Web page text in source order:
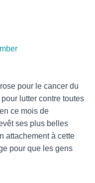
pour le cancer du
lutter contre toutes
ce mois de
ses plus belles
attachement à cette
pour que les gens